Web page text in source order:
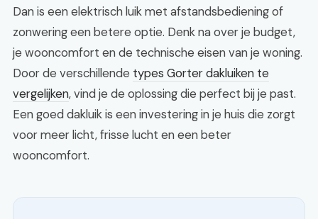
Dan is een elektrisch luik met afstandsbediening of
zonwering een betere optie. Denk na over je budget,
je wooncomfort en de technische eisen van je woning.
Door de verschillende types Gorter dakluiken te
vergelijken, vind je de oplossing die perfect bij je past.
Een goed dakluik is een investering in je huis die zorgt
voor meer licht, frisse lucht en een beter
wooncomfort.